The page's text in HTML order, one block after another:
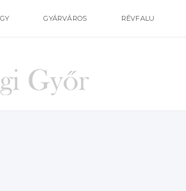
GYÁRVÁROS RÉVFALU